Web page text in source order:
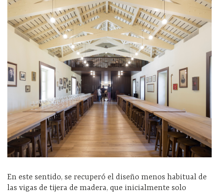
En este sentido, se recuperó el diseño menos habitual de
las vigas de tijera de madera, que inicialmente solo